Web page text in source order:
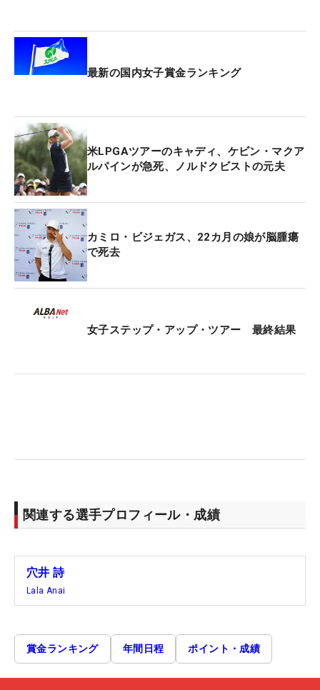
最新の国内女子賞金ランキング
米LPGAツアーのキャディ、ケビン・マクア
ルパインが急死、ノルドクビストの元夫
カミロ・ビジェガス、22カ月の娘が脳腫瘍
で死去
女子ステップ・アップ・ツアー 最終結果
関連する選手プロフィール・成績
穴井 詩
Lala Anai
賞金ランキング 年間日程 ポイント・成績